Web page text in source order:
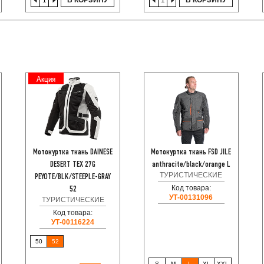
Акция
Мотокуртка ткань DAINESE
DESERT TEX 27G
PEYOTE/BLK/STEEPLE-GRAY
52
ТУРИСТИЧЕСКИЕ
Код товара:
УТ-00116224
50 52
Мотокуртка ткань FSD JILE
anthracite/black/orange L
ТУРИСТИЧЕСКИЕ
Код товара:
УТ-00131096